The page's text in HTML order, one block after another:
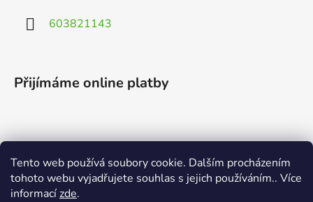
Tento web používá soubory cookie. Dalším procházením
tohoto webu vyjadřujete souhlas s jejich používáním.. Více
informacízde.
603821143
Přijímáme online platby
Vyhledávání